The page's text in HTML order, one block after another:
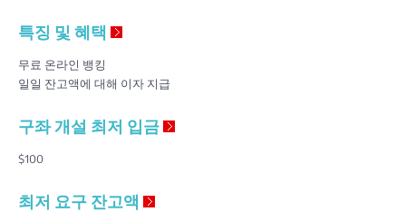
특징 및 혜택
무료 온라인 뱅킹
일일 잔고액에 대해 이자 지급
구좌 개설 최저 입금
$100
최저 요구 잔고액